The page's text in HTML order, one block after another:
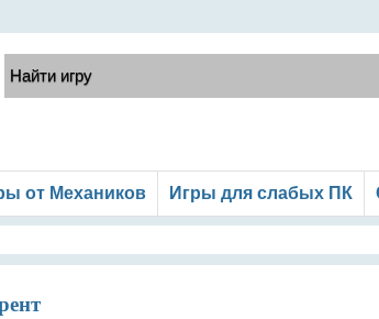
от Механиков Игры для слабых ПК